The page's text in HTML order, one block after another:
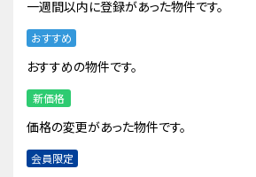
一週間以内に登録があった物件です。
おすすめ
おすすめの物件です。
新価格
価格の変更があった物件です。
会員限定